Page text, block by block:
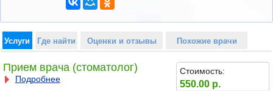
Услуги Где найти Оценки и отзывы Похожие врачи
Прием врача (стоматолог)
Подробнее
Стоимость:
550.00 р.